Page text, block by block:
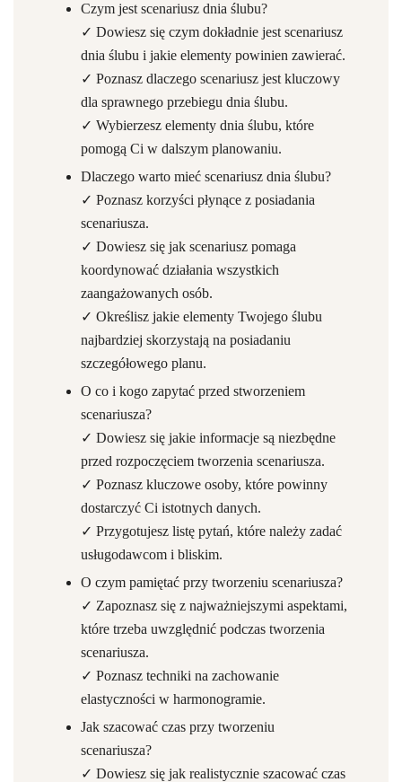
Czym jest scenariusz dnia ślubu?
✓ Dowiesz się czym dokładnie jest scenariusz
dnia ślubu i jakie elementy powinien zawierać.
✓ Poznasz dlaczego scenariusz jest kluczowy
dla sprawnego przebiegu dnia ślubu.
✓ Wybierzesz elementy dnia ślubu, które
pomogą Ci w dalszym planowaniu.
Dlaczego warto mieć scenariusz dnia ślubu?
✓ Poznasz korzyści płynące z posiadania
scenariusza.
✓ Dowiesz się jak scenariusz pomaga
koordynować działania wszystkich
zaangażowanych osób.
✓ Określisz jakie elementy Twojego ślubu
najbardziej skorzystają na posiadaniu
szczegółowego planu.
O co i kogo zapytać przed stworzeniem
scenariusza?
✓ Dowiesz się jakie informacje są niezbędne
przed rozpoczęciem tworzenia scenariusza.
✓ Poznasz kluczowe osoby, które powinny
dostarczyć Ci istotnych danych.
✓ Przygotujesz listę pytań, które należy zadać
usługodawcom i bliskim.
O czym pamiętać przy tworzeniu scenariusza?
✓ Zapoznasz się z najważniejszymi aspektami,
które trzeba uwzględnić podczas tworzenia
scenariusza.
✓ Poznasz techniki na zachowanie
elastyczności w harmonogramie.
Jak szacować czas przy tworzeniu
scenariusza?
✓ Dowiesz się jak realistycznie szacować czas